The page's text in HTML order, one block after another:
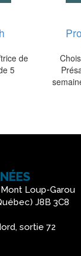
de
5
Mont Loup-Garou
J8B 3C8
sortie 72